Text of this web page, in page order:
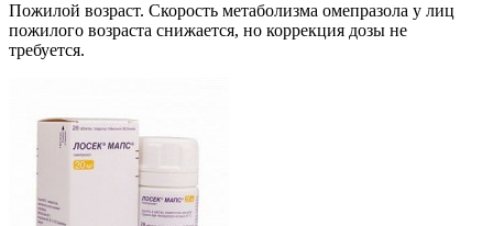
Пожилой возраст. Скорость метаболизма омепразола у лиц
пожилого возраста снижается, но коррекция дозы не
требуется.